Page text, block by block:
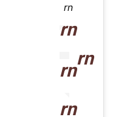
rn
rn
rn
rn
rn